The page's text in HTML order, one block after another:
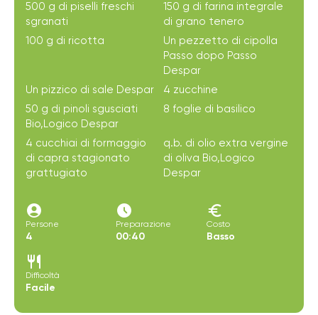
500 g di piselli freschi
sgranati
150 g di farina integrale
di grano tenero
100 g di ricotta
Un pezzetto di cipolla
Passo dopo Passo
Despar
Un pizzico di sale Despar
4 zucchine
50 g di pinoli sgusciati
Bio,Logico Despar
8 foglie di basilico
4 cucchiai di formaggio
di capra stagionato
grattugiato
q.b. di olio extra vergine
di oliva Bio,Logico
Despar
account_circle
Persone
4
access_time_filled
Preparazione
00:40
euro
Costo
Basso
restaurant
Difficoltà
Facile